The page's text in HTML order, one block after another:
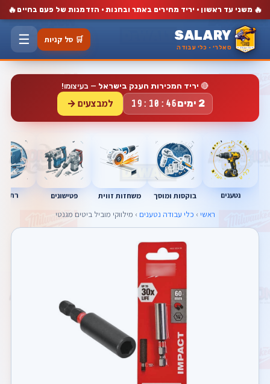
🔥 משני עד ראשון · יריד מחירים באתר ובחנות · הזדמנות של פעם בחיים 🔥
SALARY
סאלרי · כלי עבודה
🛒 סל קניות ☰
🔴 יריד המכירות הענק בישראל — בעיצומו!
2 ימים 19:10:45 למבצעים →
נטענים בוקסות ומוסך משחזות זווית פטישונים
ראשי › כלי עבודה נטענים › מילווקי מוביל ביטים מגנטי